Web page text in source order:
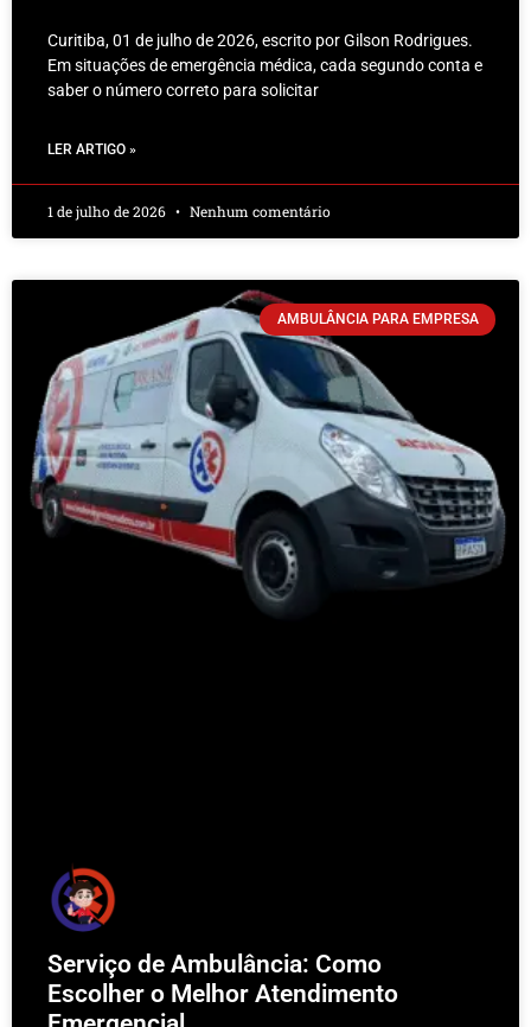
Curitiba, 01 de julho de 2026, escrito por Gilson Rodrigues.
Em situações de emergência médica, cada segundo conta e
saber o número correto para solicitar
LER ARTIGO »
1 de julho de 2026 Nenhum comentário
AMBULÂNCIA PARA EMPRESA
Serviço de Ambulância: Como
Escolher o Melhor Atendimento